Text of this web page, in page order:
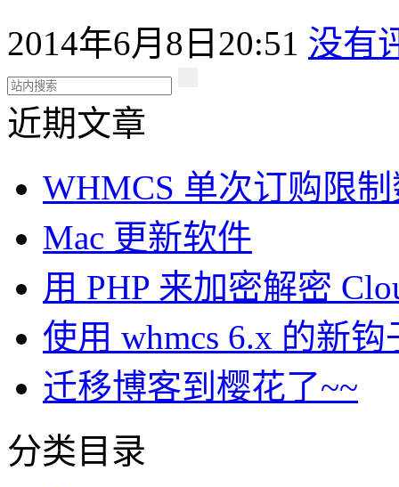
2014年6月8日20:51 没有
近期文章
WHMCS 单次订购限
Mac 更新软件
用 PHP 来加密解密
使用 whmcs 6.x 的新
迁移博客到樱花了~~
分类目录